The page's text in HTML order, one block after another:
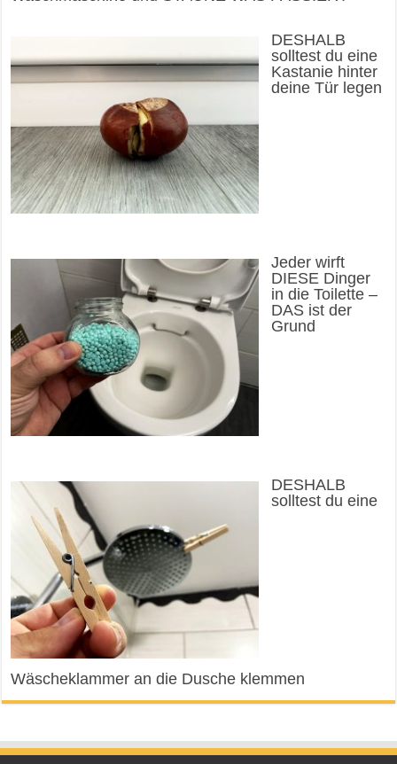
DESHALB
solltest du eine
Kastanie hinter
deine Tür legen
Jeder wirft
DIESE Dinger
in die Toilette –
DAS ist der
Grund
DESHALB
solltest du eine
Wäscheklammer an die Dusche klemmen